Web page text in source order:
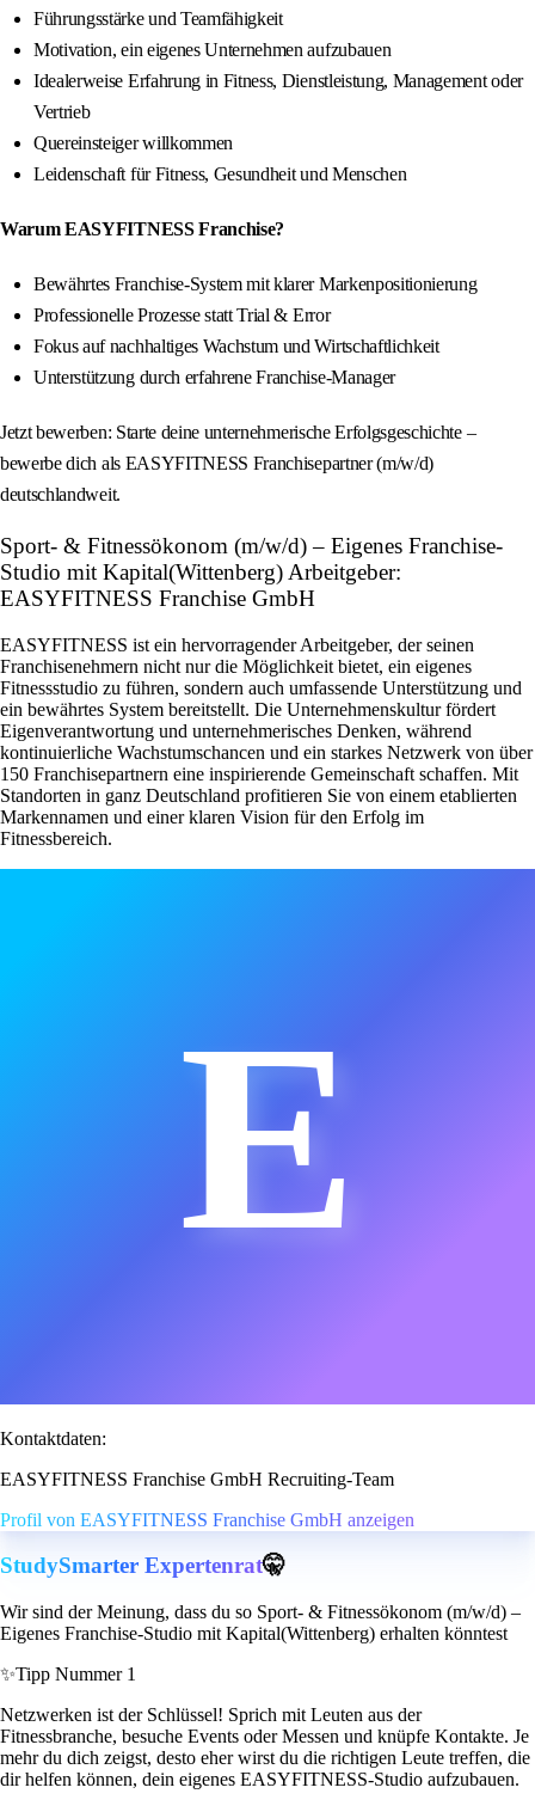
Führungsstärke und Teamfähigkeit
Motivation, ein eigenes Unternehmen aufzubauen
Idealerweise Erfahrung in Fitness, Dienstleistung, Management oder
Vertrieb
Quereinsteiger willkommen
Leidenschaft für Fitness, Gesundheit und Menschen
Warum EASYFITNESS Franchise?
Bewährtes Franchise-System mit klarer Markenpositionierung
Professionelle Prozesse statt Trial & Error
Fokus auf nachhaltiges Wachstum und Wirtschaftlichkeit
Unterstützung durch erfahrene Franchise-Manager
Jetzt bewerben: Starte deine unternehmerische Erfolgsgeschichte –
bewerbe dich als EASYFITNESS Franchisepartner (m/w/d)
deutschlandweit.
Sport- & Fitnessökonom (m/w/d) – Eigenes Franchise-
Studio mit Kapital(Wittenberg) Arbeitgeber:
EASYFITNESS Franchise GmbH
EASYFITNESS ist ein hervorragender Arbeitgeber, der seinen
Franchisenehmern nicht nur die Möglichkeit bietet, ein eigenes
Fitnessstudio zu führen, sondern auch umfassende Unterstützung und
ein bewährtes System bereitstellt. Die Unternehmenskultur fördert
Eigenverantwortung und unternehmerisches Denken, während
kontinuierliche Wachstumschancen und ein starkes Netzwerk von über
150 Franchisepartnern eine inspirierende Gemeinschaft schaffen. Mit
Standorten in ganz Deutschland profitieren Sie von einem etablierten
Markennamen und einer klaren Vision für den Erfolg im
Fitnessbereich.
E
Kontaktdaten:
EASYFITNESS Franchise GmbH Recruiting-Team
Profil von EASYFITNESS Franchise GmbH anzeigen
StudySmarter Expertenrat🤫
Wir sind der Meinung, dass du so Sport- & Fitnessökonom (m/w/d) –
Eigenes Franchise-Studio mit Kapital(Wittenberg) erhalten könntest
✨Tipp Nummer 1
Netzwerken ist der Schlüssel! Sprich mit Leuten aus der
Fitnessbranche, besuche Events oder Messen und knüpfe Kontakte. Je
mehr du dich zeigst, desto eher wirst du die richtigen Leute treffen, die
dir helfen können, dein eigenes EASYFITNESS-Studio aufzubauen.